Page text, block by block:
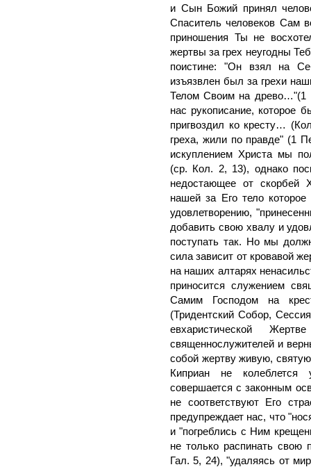
и Сын Божий принял
Спаситель человеков Сам
приношения Ты не
жертвы за грех неугодны
поистине: "Он взял на
изъязвлен был за грехи
Телом Своим на древо…"(1
нас рукописание, которое
пригвоздил ко кресту…
греха, жили по правде" (1
искуплением Христа мы
(ср. Кол. 2, 13), однако
недостающее от скорбей
нашей за Его тело
удовлетворению,
добавить свою хвалу и
поступать так. Но мы
сила зависит от кровавой
на наших алтарях
приносится служением
Самим Господом на
(Тридентский Собор,
евхаристической
священнослужителей и
собой жертву живую,
Киприан не колеблется
совершается с законным
не соответствуют Его
предупреждает нас, что
и "погреблись с Ним
не только распинать свою
Гал. 5, 24), "удаляясь от